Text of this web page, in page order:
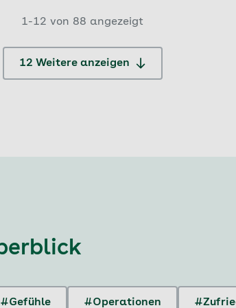
1-12 von 88 angezeigt
12 Weitere anzeigen
#Gefühle #Operationen